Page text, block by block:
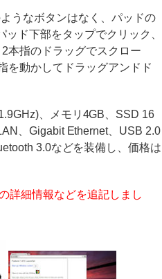
うなボタンはなく、パッドの
ド下部をタップでクリック、
本指のドラッグでスクロー
を動かしてドラッグアンドド
、メモリ4GB、SSD 16
、Gigabit Ethernet、USB 2.0
3.0などを装備し、価格は
詳細情報などを追記しまし